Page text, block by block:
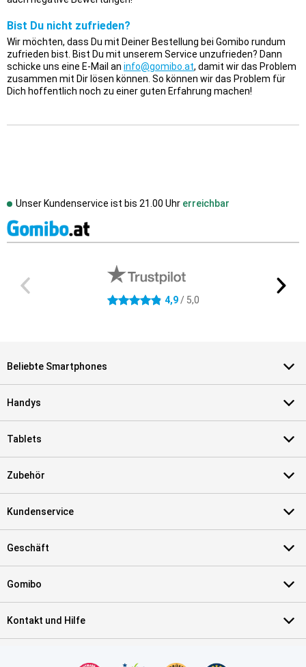
Bist Du nicht zufrieden?
Wir möchten, dass Du mit Deiner Bestellung bei Gomibo rundum
zufrieden bist. Bist Du mit unserem Service unzufrieden? Dann
schicke uns eine E-Mail an info@gomibo.at, damit wir das Problem
zusammen mit Dir lösen können. So können wir das Problem für
Dich hoffentlich noch zu einer guten Erfahrung machen!
Unser Kundenservice ist bis 21.00 Uhr erreichbar
4.9 Sterne 4,9/ 5,0
Beliebte Smartphones
Handys
Tablets
Zubehör
Kundenservice
Geschäft
Gomibo
Kontakt und Hilfe